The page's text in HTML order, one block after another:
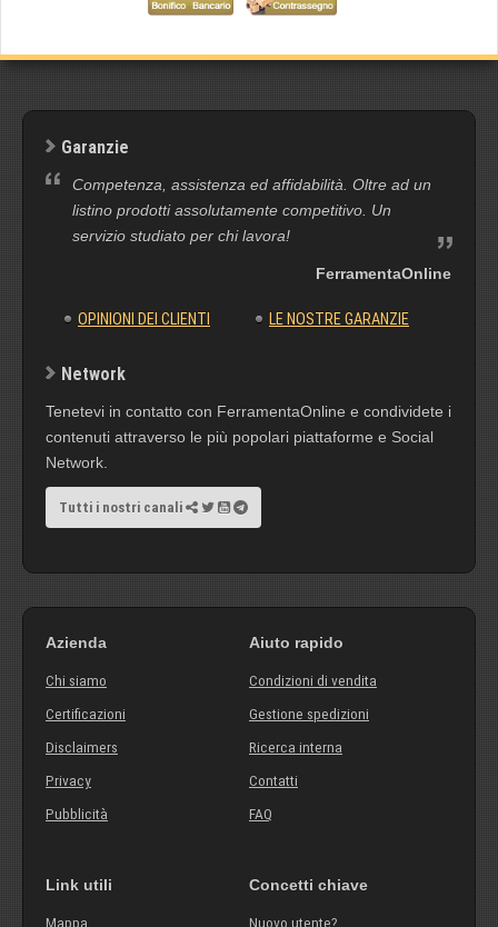
Garanzie
Competenza, assistenza ed affidabilità. Oltre ad un
listino prodotti assolutamente competitivo. Un
servizio studiato per chi lavora!
FerramentaOnline
OPINIONI DEI CLIENTI LE NOSTRE GARANZIE
Network
Tenetevi in contatto con FerramentaOnline e condividete i
contenuti attraverso le più popolari piattaforme e Social
Network.
Tutti i nostri canali
Azienda
Chi siamo
Certificazioni
Disclaimers
Privacy
Pubblicità
Aiuto rapido
Condizioni di vendita
Gestione spedizioni
Ricerca interna
Contatti
FAQ
Link utili
Mappa
Concetti chiave
Nuovo utente?